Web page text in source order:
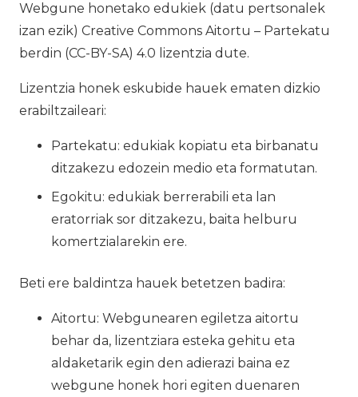
Webgune honetako edukiek (datu pertsonalek
izan ezik) Creative Commons Aitortu – Partekatu
berdin (CC-BY-SA) 4.0 lizentzia dute.
Lizentzia honek eskubide hauek ematen dizkio
erabiltzaileari:
Partekatu: edukiak kopiatu eta birbanatu
ditzakezu edozein medio eta formatutan.
Egokitu: edukiak berrerabili eta lan
eratorriak sor ditzakezu, baita helburu
komertzialarekin ere.
Beti ere baldintza hauek betetzen badira:
Aitortu: Webgunearen egiletza aitortu
behar da, lizentziara esteka gehitu eta
aldaketarik egin den adierazi baina ez
webgune honek hori egiten duenaren